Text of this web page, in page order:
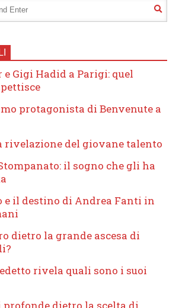
e Gigi Hadid a Parigi: quel
protagonista di Benvenute a
rivelazione del giovane talento
il sogno che gli ha
e il destino di Andrea Fanti in
dietro la grande ascesa di
rivela quali sono i suoi